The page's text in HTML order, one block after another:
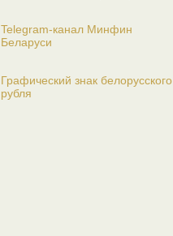
Telegram-канал Минфин
Беларуси
Графический знак белорусского
рубля